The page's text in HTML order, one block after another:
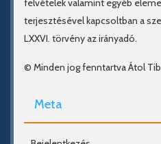
felvételek valamint egyéb
terjesztésével kapcsoltban a
LXXVI. törvény az irányadó.
© Minden jog fenntartva Átol
Meta